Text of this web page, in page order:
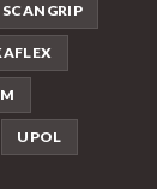
SCANGRIP
UPOL